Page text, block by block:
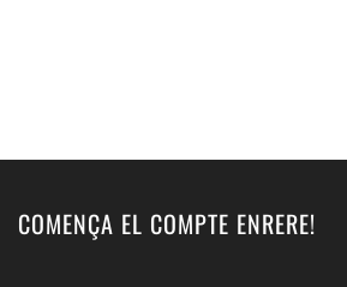
COMENÇA EL COMPTE ENRERE!